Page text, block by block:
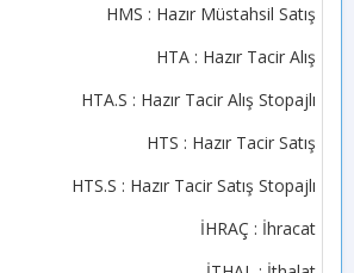
HMS : Hazır Müstahsil Satış
HTA : Hazır Tacir Alış
HTA.S : Hazır Tacir Alış Stopajlı
HTS : Hazır Tacir Satış
HTS.S : Hazır Tacir Satış Stopajlı
İHRAÇ : İhracat